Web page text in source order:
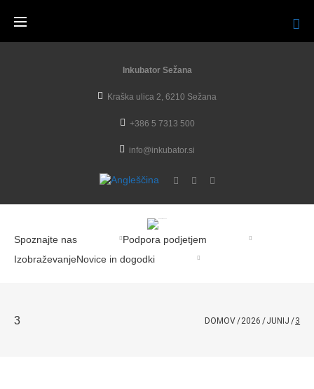
Inkubator Sežana
Kraška ulica 2, 6210 Sežana
+386 5 7313 500
info@inkubator.si
Spoznajte nas
Podpora podjetjem
IzobraževanjeNovice in dogodki
3 DOMOV/2026 /JUNIJ /3